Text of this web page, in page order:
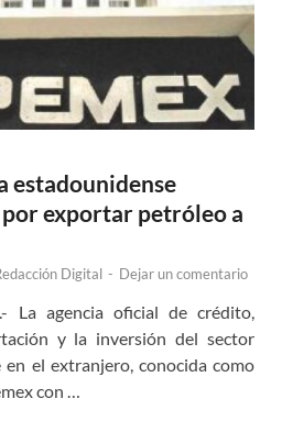
estadounidense
por exportar petróleo a
Digital - Dejar un comentario
La agencia oficial de crédito,
y la inversión del sector
el extranjero, conocida como
con …